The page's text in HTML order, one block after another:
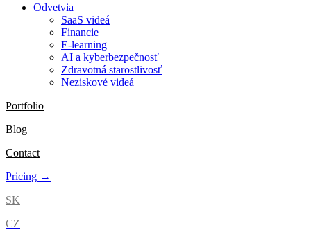
Odvetvia
SaaS videá
Financie
E-learning
AI a kyberbezpečnosť
Zdravotná starostlivosť
Neziskové videá
Portfolio
Blog
Contact
Pricing →
SK
CZ